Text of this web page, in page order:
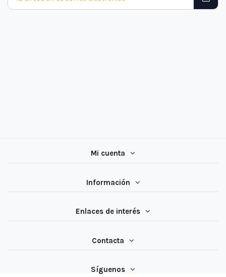
Mi cuenta
Información
Enlaces de interés
Contacta
Síguenos